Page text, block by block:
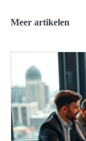
Meer artikelen